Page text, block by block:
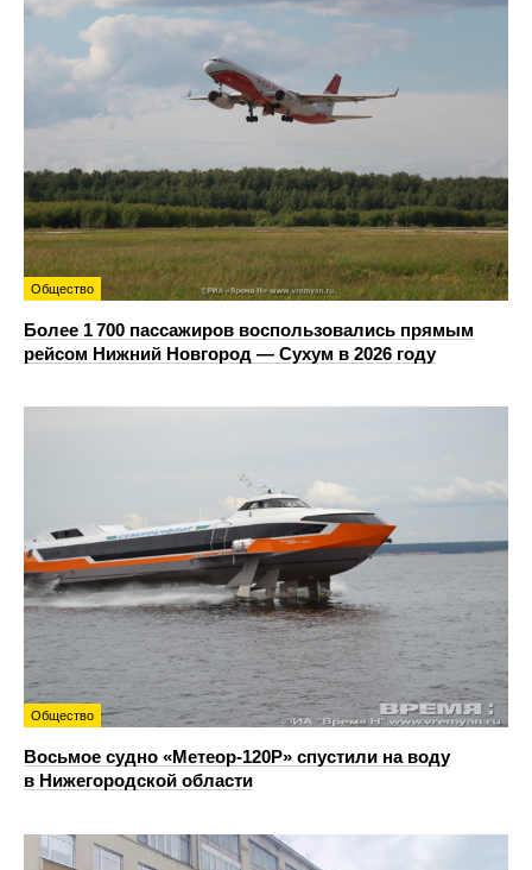
Общество
Более 1 700 пассажиров воспользовались прямым
рейсом Нижний Новгород — Сухум в 2026 году
Общество
Восьмое судно «Метеор-120Р» спустили на воду
в Нижегородской области